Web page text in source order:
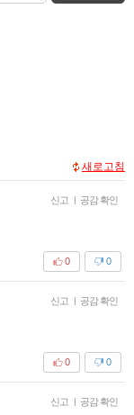
새로고침
신고 | 공감 확인
0
0
신고 | 공감 확인
0
0
신고 | 공감 확인